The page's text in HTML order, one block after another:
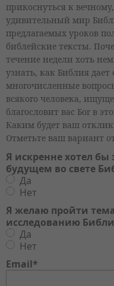
прикоснуться к
удивительный мир
предлагаемых уроков
библейские тексты.
течение недели хоть
узнать, как Библия дает
многочисленные
всякого человека,
благословит вас Бог в
Каким будет ваш
Отметьте ваш вариант
Я искренне хотел бы
будущем во свете
Да
Нет
Я желаю пройти
исследованию
Да
Нет
Email*